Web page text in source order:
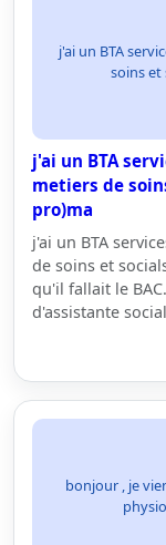
j'ai un BTA
soins et
j'ai un BTA
metiers de
pro)ma
j'ai un BTA
de soins et
qu'il fallait le
d'assistante
bonjour , je